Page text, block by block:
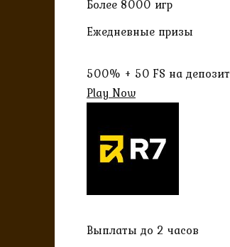
Более 8000 игр
Ежедневные призы
500% + 50 FS на депозит
Play Now
Выплаты до 2 часов